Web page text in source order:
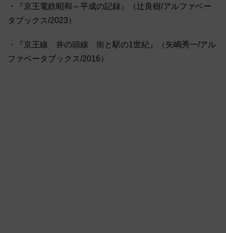
・『京王電鉄昭和～平成の記録』（辻良樹/アルファベー
タブックス/2023）
・『京王線 井の頭線 街と駅の1世紀』（矢嶋秀一/アル
ファベータブックス/2016）